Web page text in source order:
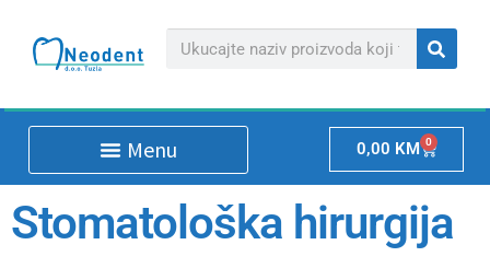
0,00 KM 0
Stomatološka hirurgija